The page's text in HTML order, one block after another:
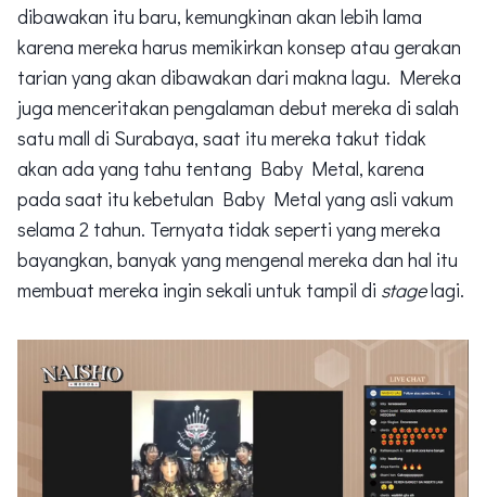
dibawakan itu baru, kemungkinan akan lebih lama
karena mereka harus memikirkan konsep atau gerakan
tarian yang akan dibawakan dari makna lagu. Mereka
juga menceritakan pengalaman debut mereka di salah
satu mall di Surabaya, saat itu mereka takut tidak
akan ada yang tahu tentang Baby Metal, karena
pada saat itu kebetulan Baby Metal yang asli vakum
selama 2 tahun. Ternyata tidak seperti yang mereka
bayangkan, banyak yang mengenal mereka dan hal itu
membuat mereka ingin sekali untuk tampil di stagelagi.